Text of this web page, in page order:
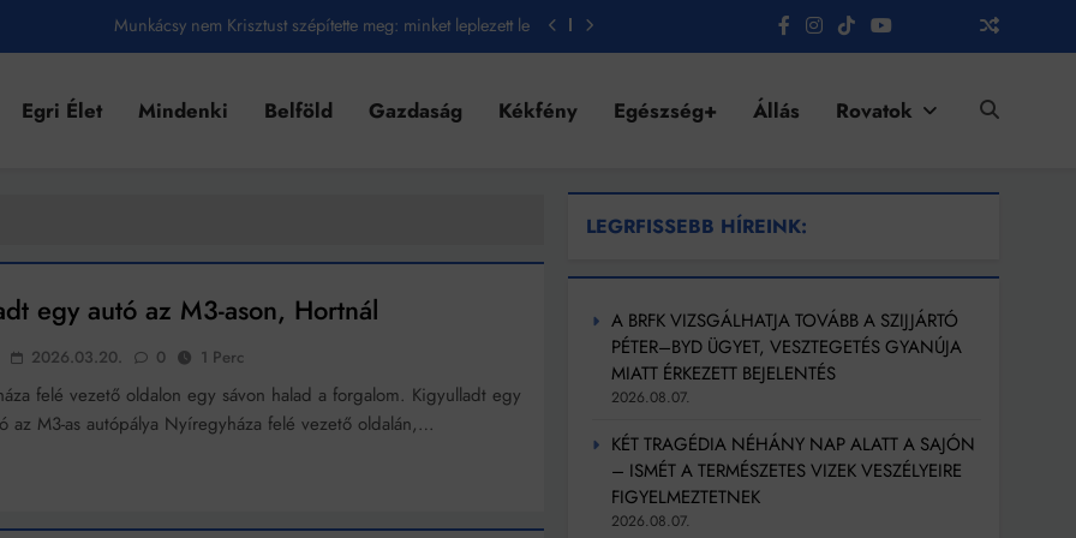
Munkácsy nem Krisztust szépítette meg: minket leplezett le
Amikor a Tetris boldogabbá tesz, mint a szerelem
Az öregség nem csak ránc?
Móricz Zsigmond: falusi író vagy boncmester?
lapostetők: a bevált technológia akkor működik, ha jól van felújítva
Egri Élet Mindenki Belföld Gazdaság Kékfény Egészség+ Állás Rovatok
egy autó az M3-ason, Hortnál
2026.03.20. 0 1 Perc
felé vezető oldalon egy sávon halad a forgalom. Kigyulladt egy
az M3-as autópálya Nyíregyháza felé vezető oldalán,…
LEGRFISSEBB HÍREINK:
A BRFK VIZSGÁLHATJA TOVÁBB A SZIJJÁRTÓ
PÉTER–BYD ÜGYET, VESZTEGETÉS GYANÚJA
MIATT ÉRKEZETT BEJELENTÉS
2026.08.07.
KÉT TRAGÉDIA NÉHÁNY NAP ALATT A SAJÓN
– ISMÉT A TERMÉSZETES VIZEK VESZÉLYEIRE
FIGYELMEZTETNEK
2026.08.07.